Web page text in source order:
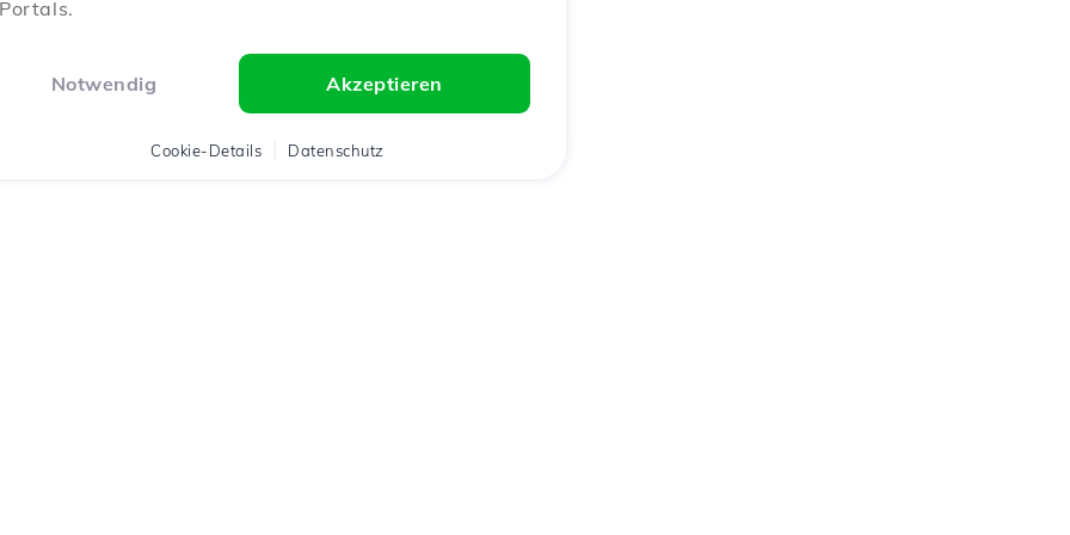
Portals.
Notwendig Akzeptieren
Cookie-Details Datenschutz